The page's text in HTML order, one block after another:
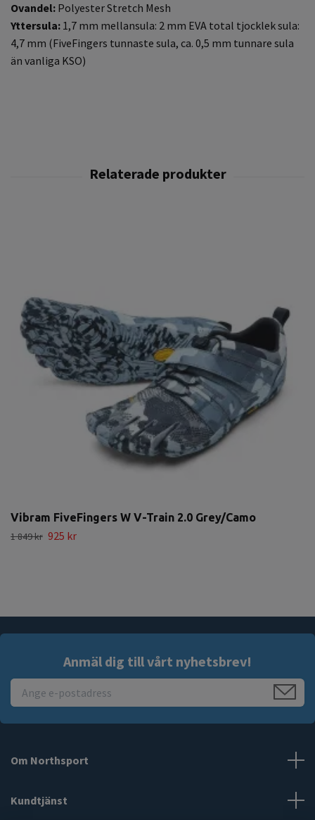
Ovandel: Polyester Stretch Mesh
Yttersula: 1,7 mm mellansula: 2 mm EVA total tjocklek sula:
4,7 mm (FiveFingers tunnaste sula, ca. 0,5 mm tunnare sula
än vanliga KSO)
Vibram FiveFingers W V-Train 2.0 Grey/Camo
1 849 kr 925 kr
Anmäl dig till vårt nyhetsbrev!
Om Northsport
Kundtjänst